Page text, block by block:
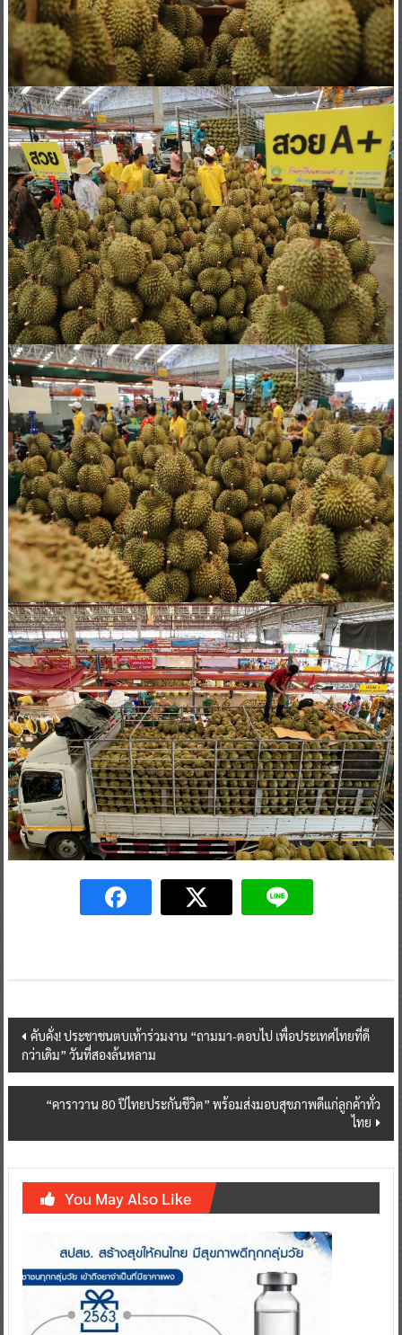
Post
navigation
คับคั่ง! ประชาชนตบเท้าร่วมงาน “ถามมา-ตอบไป เพื่อประเทศไทยที่ดี
กว่าเดิม” วันที่สองล้นหลาม
“คาราวาน 80 ปีไทยประกันชีวิต” พร้อมส่งมอบสุขภาพดีแก่ลูกค้าทั่ว
ไทย
You May Also Like